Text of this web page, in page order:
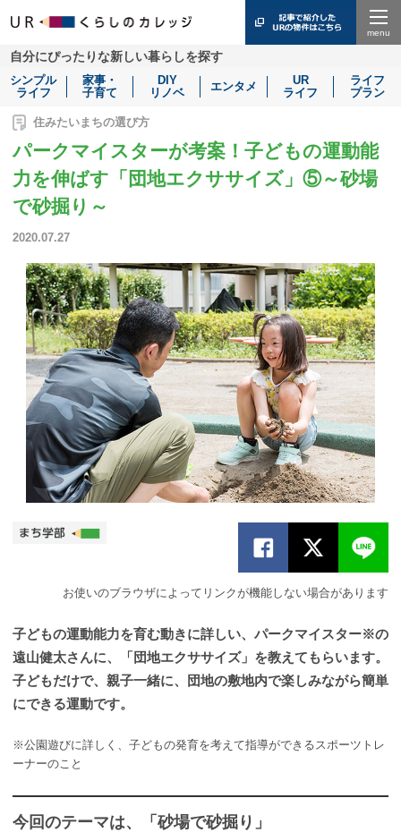
自分にぴったりな新しい暮らしを探す
シンプル
ライフ
家事・
子育て
DIY
リノベ
エンタメ
UR
ライフ
ライフ
プラン
住みたいまちの選び方
パークマイスターが考案！子どもの運動能
力を伸ばす「団地エクササイズ」⑤～砂場
で砂掘り～
2020.07.27
お使いのブラウザによってリンクが機能しない場合があります
子どもの運動能力を育む動きに詳しい、パークマイスター※の
遠山健太さんに、「団地エクササイズ」を教えてもらいます。
子どもだけで、親子一緒に、団地の敷地内で楽しみながら簡単
にできる運動です。
※公園遊びに詳しく、子どもの発育を考えて指導ができるスポーツトレ
ーナーのこと
今回のテーマは、「砂場で砂掘り」